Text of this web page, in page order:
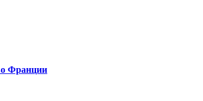
Франции